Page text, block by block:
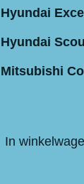
Hyundai
Hyundai
Mitsubishi
In